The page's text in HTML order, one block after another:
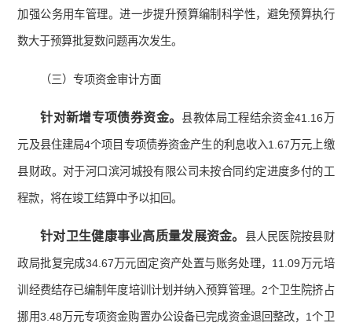
加强公务用车管理。进一步提升预算编制科学性，避免预算执行
数大于预算批复数问题再次发生。
（三）专项资金审计方面
针对新增专项债券资金。县教体局工程结余资金41.16万
元及县住建局4个项目专项债券资金产生的利息收入1.67万元上缴
县财政。对于河口滨河城投有限公司未按合同约定进度多付的工
程款，将在竣工结算中予以扣回。
针对卫生健康事业高质量发展资金。 县人民医院按县财
政局批复完成34.67万元固定资产处置与账务处理，11.09万元培
训经费结存已编制年度培训计划并纳入预算管理。2个卫生院挤占
挪用3.48万元专项资金购置办公设备已完成资金退回整改，1个卫